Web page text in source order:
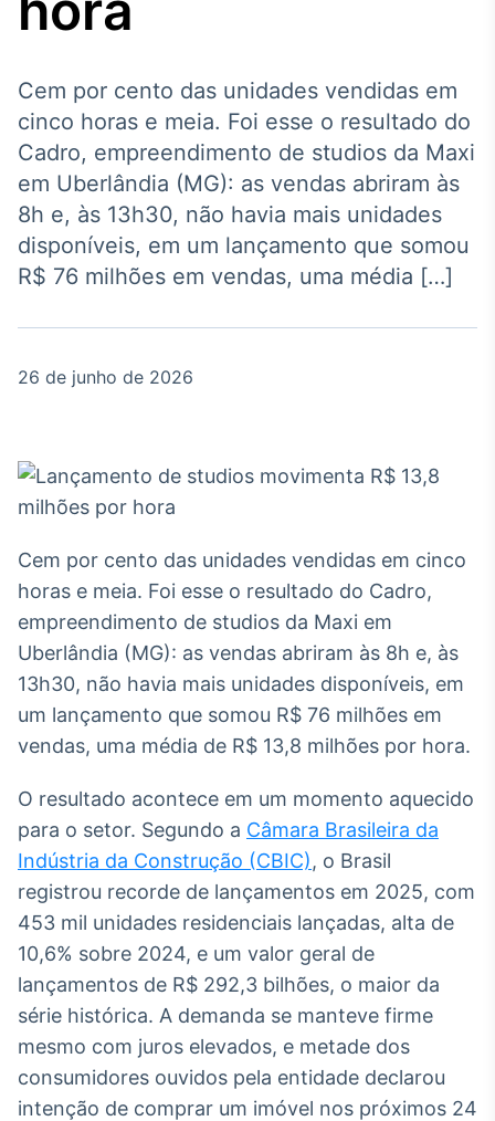
Broadcast
Político
Os bastidores da
política em tempo
Broadcast
Plataforma para
conteúdos
personalizados
Soluções de Dados
e Conteúdos
Broadcast
Plataforma para
negociação de
Broadcast
Datafeed
APIs para
integração de
conteúdos e
dados
Cotações e
headlines de
notícias
Cem por cento das unidades vendidas em
cinco horas e meia. Foi esse o resultado do
Cadro, empreendimento de studios da Maxi
em Uberlândia (MG): as vendas abriram às
8h e, às 13h30, não havia mais unidades
disponíveis, em um lançamento que somou
R$ 76 milhões em vendas, uma média […]
26 de junho de 2026
Cem por cento das unidades vendidas em cinco
horas e meia. Foi esse o resultado do Cadro,
empreendimento de studios da Maxi em
Uberlândia (MG): as vendas abriram às 8h e, às
13h30, não havia mais unidades disponíveis, em
um lançamento que somou R$ 76 milhões em
vendas, uma média de R$ 13,8 milhões por hora.
O resultado acontece em um momento aquecido
para o setor. Segundo a Câmara Brasileira da
Indústria da Construção (CBIC), o Brasil
registrou recorde de lançamentos em 2025, com
453 mil unidades residenciais lançadas, alta de
10,6% sobre 2024, e um valor geral de
lançamentos de R$ 292,3 bilhões, o maior da
série histórica. A demanda se manteve firme
mesmo com juros elevados, e metade dos
consumidores ouvidos pela entidade declarou
intenção de comprar um imóvel nos próximos 24